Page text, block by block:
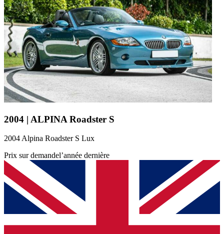
2004 | ALPINA Roadster S
2004 Alpina Roadster S Lux
Prix sur demandel’année dernière